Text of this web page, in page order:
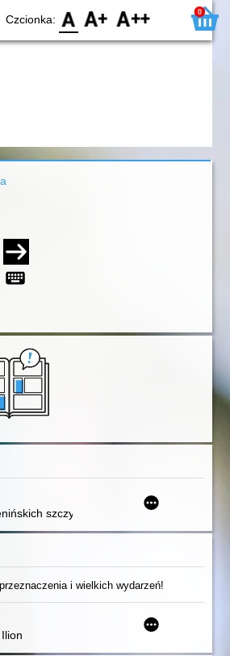
Czcionka: F0 F1 F2 0
szczytów
i wielkich wydarzeń!
po świecie herosów
Ilion